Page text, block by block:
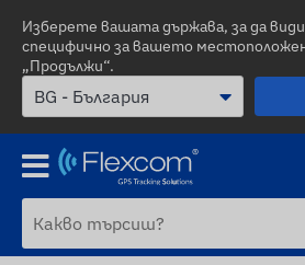
Изберете вашата държава, за да
специфично за вашето
„Продължи“.